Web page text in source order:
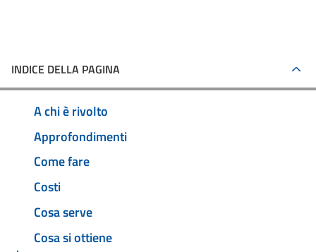
INDICE DELLA PAGINA
A chi è rivolto
Approfondimenti
Come fare
Costi
Cosa serve
Cosa si ottiene